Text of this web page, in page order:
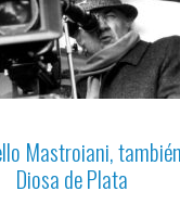
Mastroiani,
Diosa de Plata